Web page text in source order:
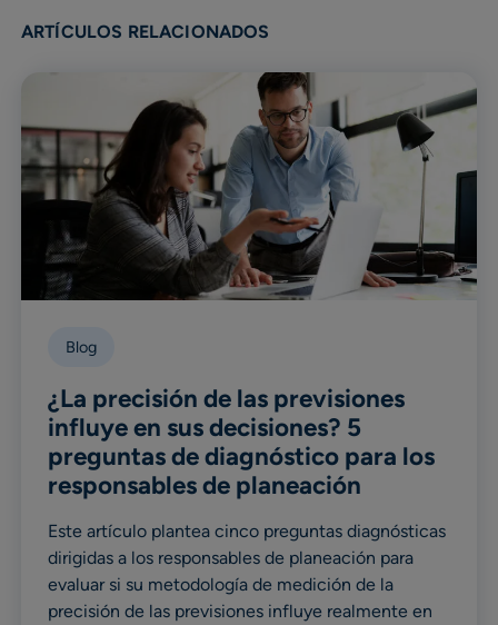
ARTÍCULOS RELACIONADOS
Blog
¿La precisión de las previsiones
influye en sus decisiones? 5
preguntas de diagnóstico para los
responsables de planeación
Este artículo plantea cinco preguntas diagnósticas
dirigidas a los responsables de planeación para
evaluar si su metodología de medición de la
precisión de las previsiones influye realmente en